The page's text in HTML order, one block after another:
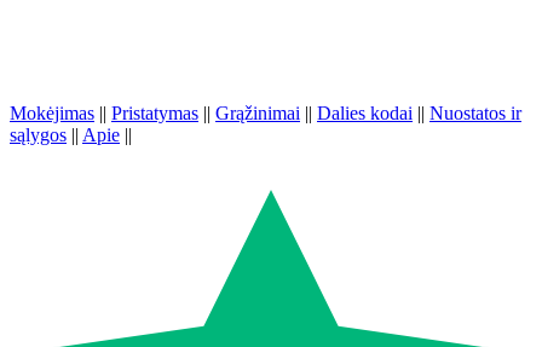
Mokėjimas || Pristatymas || Grąžinimai || Dalies kodai || Nuostatos ir
sąlygos || Apie ||